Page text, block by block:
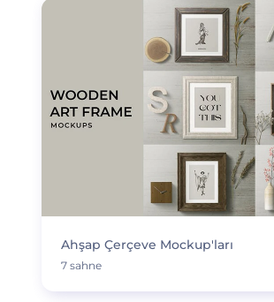
Ahşap Çerçeve Mockup'ları
7 sahne